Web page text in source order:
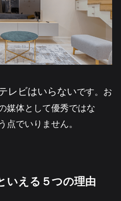
レビはいらないです。お
媒体として優秀ではな
点でいりません。
いえる５つの理由